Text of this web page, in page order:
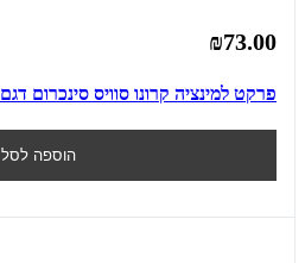
₪73.00
פרקט למינציה קרונו סוויס סינכרום דגם 6106
הוספה לסל